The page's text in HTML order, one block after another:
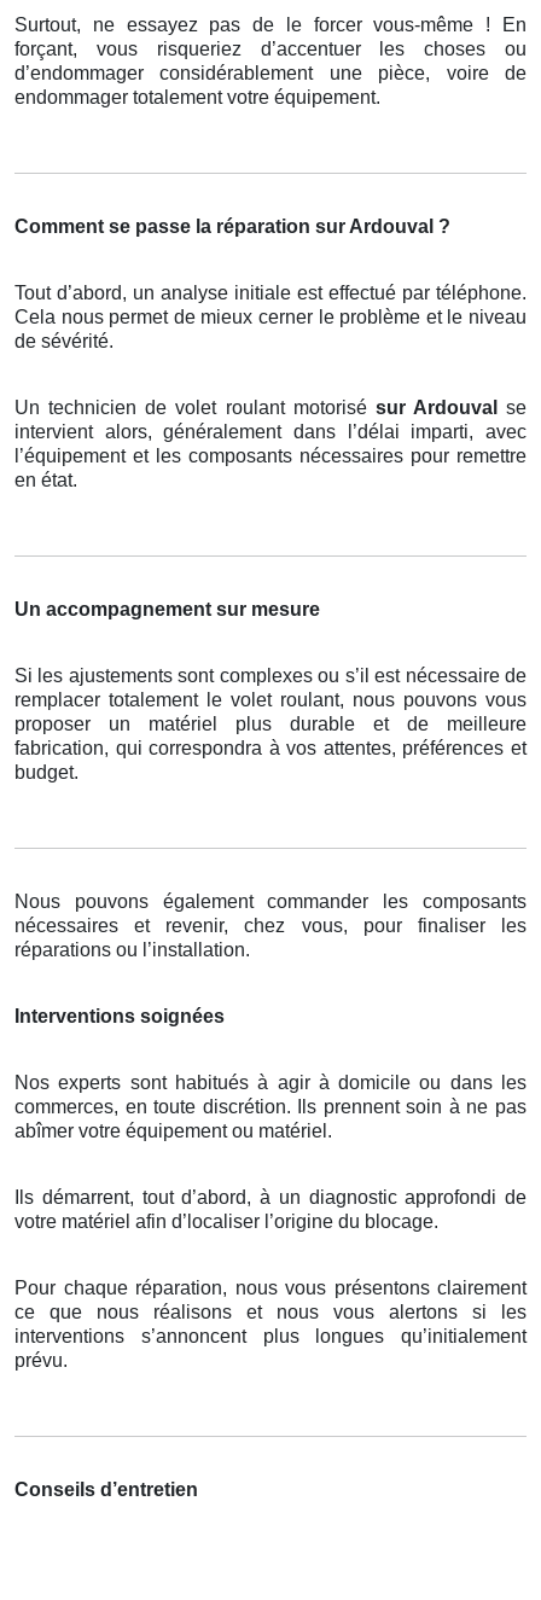
Surtout, ne essayez pas de le forcer vous-même ! En
forçant, vous risqueriez d’accentuer les choses ou
d’endommager considérablement une pièce, voire de
endommager totalement votre équipement.
Comment se passe la réparation sur Ardouval ?
Tout d’abord, un analyse initiale est effectué par téléphone.
Cela nous permet de mieux cerner le problème et le niveau
de sévérité.
Un technicien de volet roulant motorisé sur Ardouval se
intervient alors, généralement dans l’délai imparti, avec
l’équipement et les composants nécessaires pour remettre
en état.
Un accompagnement sur mesure
Si les ajustements sont complexes ou s’il est nécessaire de
remplacer totalement le volet roulant, nous pouvons vous
proposer un matériel plus durable et de meilleure
fabrication, qui correspondra à vos attentes, préférences et
budget.
Nous pouvons également commander les composants
nécessaires et revenir, chez vous, pour finaliser les
réparations ou l’installation.
Interventions soignées
Nos experts sont habitués à agir à domicile ou dans les
commerces, en toute discrétion. Ils prennent soin à ne pas
abîmer votre équipement ou matériel.
Ils démarrent, tout d’abord, à un diagnostic approfondi de
votre matériel afin d’localiser l’origine du blocage.
Pour chaque réparation, nous vous présentons clairement
ce que nous réalisons et nous vous alertons si les
interventions s’annoncent plus longues qu’initialement
prévu.
Conseils d’entretien